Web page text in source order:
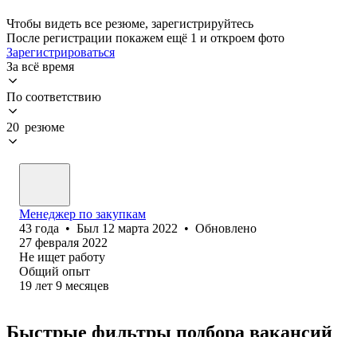
Чтобы видеть все резюме, зарегистрируйтесь
После регистрации покажем ещё 1 и откроем фото
Зарегистрироваться
За всё время
По соответствию
20 резюме
Менеджер по закупкам
43 года • Был 12 марта 2022 • Обновлено
27 февраля 2022
Не ищет работу
Общий опыт
19 лет 9 месяцев
Быстрые фильтры подбора вакансий